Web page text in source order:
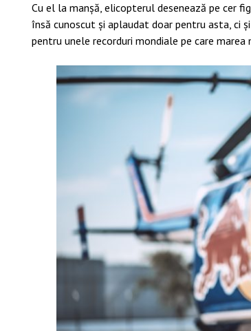
Cu el la manșă, elicopterul desenează pe cer
însă cunoscut și aplaudat doar pentru asta, ci
pentru unele recorduri mondiale pe care